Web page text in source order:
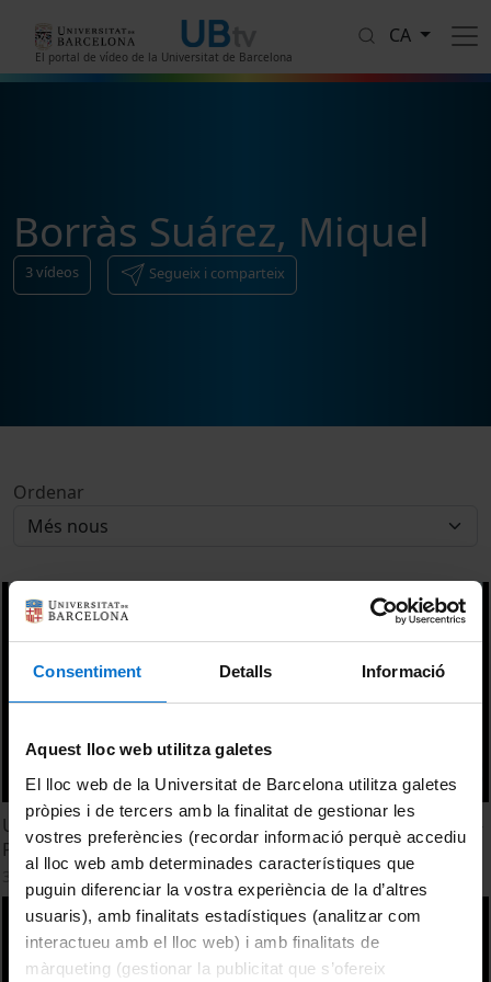
Consentiment Detalls Informació
Aquest lloc web utilitza galetes
El lloc web de la Universitat de Barcelona utilitza galetes
pròpies i de tercers amb la finalitat de gestionar les
vostres preferències (recordar informació perquè accediu
al lloc web amb determinades característiques que
puguin diferenciar la vostra experiència de la d’altres
usuaris), amb finalitats estadístiques (analitzar com
interactueu amb el lloc web) i amb finalitats de
màrqueting (gestionar la publicitat que s’ofereix
El portal de vídeo de la Universitat de Barcelona
CA
Borràs Suárez, Miquel
3vídeos Segueix i comparteix
Ordenar
Unit of Experimental Toxicology and Ecotoxicology (UTOX-
PCB)